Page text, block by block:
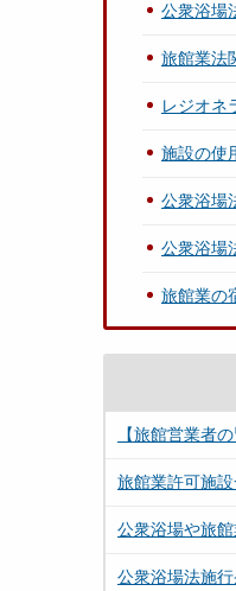
公衆浴場
旅館業法
レジオネ
施設の使
公衆浴場
公衆浴場
旅館業の
【旅館営業者
旅館業許可施
公衆浴場や旅
公衆浴場法施